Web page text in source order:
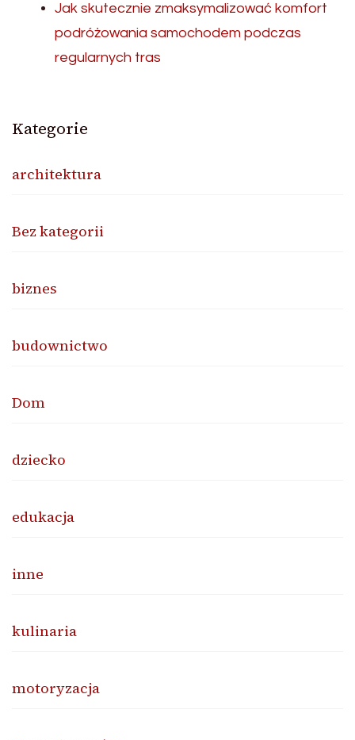
Jak skutecznie zmaksymalizować komfort
podróżowania samochodem podczas
regularnych tras
Kategorie
architektura
Bez kategorii
biznes
budownictwo
Dom
dziecko
edukacja
inne
kulinaria
motoryzacja